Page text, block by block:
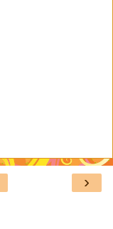
›